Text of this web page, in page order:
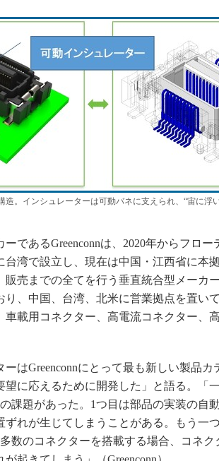
造。インシュレーターは可動バネに支えられ、“宙に浮
であるGreenconnは、2020年からフロー
台湾で設立し、現在は中国・江西省に本
売までの全てを行う垂直統合型メーカ
り、中国、台湾、北米に営業拠点を置い
車載用コネクター、高電流コネクター、
はGreenconnにとって最も新しい製品カ
に応えるために開発した」と語る。「
課題があった。1つ目は部品の実装の自
ずれが生じてしまうことがある。もう一
数のコネクターを搭載する場合、コネク